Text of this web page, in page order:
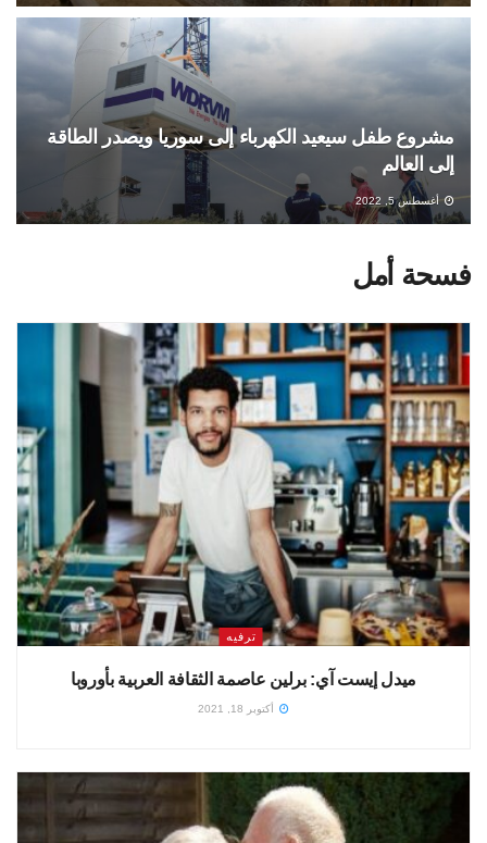
مشروع طفل سيعيد الكهرباء إلى سوريا ويصدر الطاقة
إلى العالم
أغسطس 5, 2022
فسحة أمل
ترفيه
ميدل إيست آي: برلين عاصمة الثقافة العربية بأوروبا
أكتوبر 18, 2021